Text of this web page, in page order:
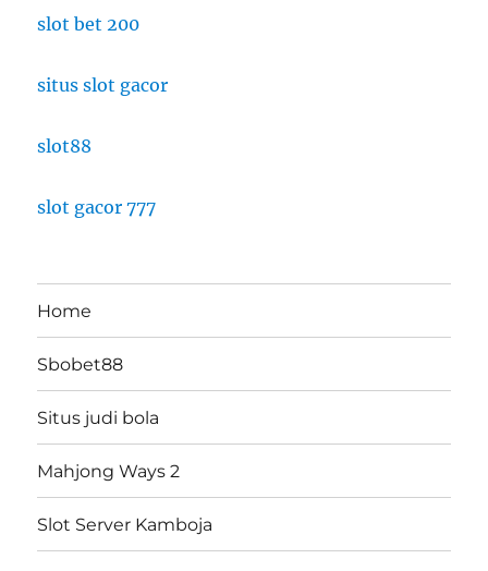
slot bet 200
situs slot gacor
slot88
slot gacor 777
Home
Sbobet88
Situs judi bola
Mahjong Ways 2
Slot Server Kamboja